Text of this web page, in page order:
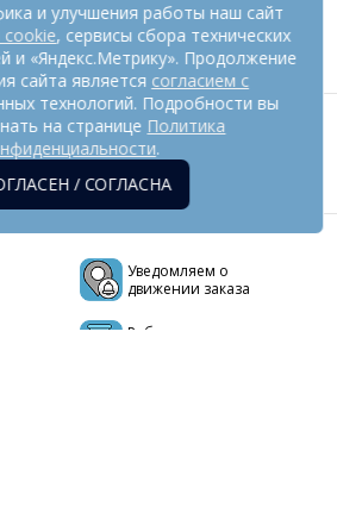
все отзывы (2476)
социальных сетях
Уведомляем о
движении заказа
Работаем с
и улучшения работы наш сайт
, сервисы сбора технических
и «Яндекс.Метрику». Продолжение
сайта является согласием с
технологий. Подробности вы
на странице Политика
.
/ СОГЛАСНА